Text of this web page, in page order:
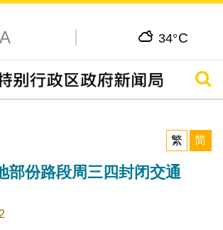
A 34°C
搜寻
繁
简
部份路段周三四封闭交通